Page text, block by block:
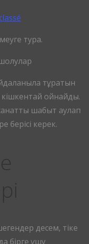
тура.
тұратын
кішкентай ойнайды.
шабыт аулап
берісі керек.
десем, тіке
бiрге ұшу